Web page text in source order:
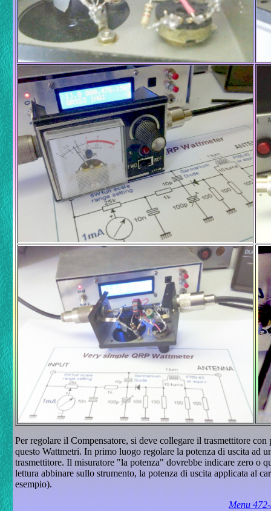
Per regolare il Compensatore, si deve collegare il trasmettitore
questo Wattmetri. In primo luogo regolare la potenza di uscita ad
trasmettitore. Il misuratore "la potenza" dovrebbe indicare zero o
lettura abbinare sullo strumento, la potenza di uscita applicata al
esempio).
Menu